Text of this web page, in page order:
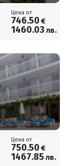
Цена от
746.50 €
1460.03 лв.
Цена от
750.50 €
1467.85 лв.